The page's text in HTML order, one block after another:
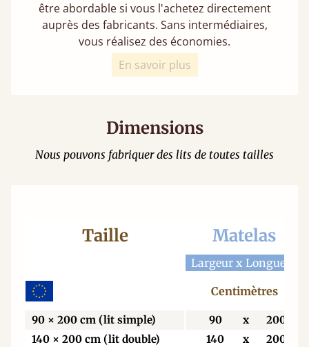
être abordable si vous l'achetez directement
auprès des fabricants. Sans intermédiaires,
vous réalisez des économies.
En savoir plus
Dimensions
Nous pouvons fabriquer des lits de toutes tailles
Taille Matelas
Largeur x Longueur
Centimètres
90 × 200 cm (lit simple) 90 x
200
140 × 200 cm (lit double)
140 x 200